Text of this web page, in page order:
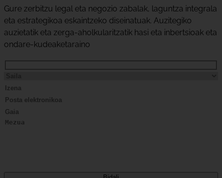
Gure zerbitzu legal eta negozio zabalak, laguntza integrala
eta estrategikoa eskaintzeko diseinatuak. Auzitegiko
auzietatik eta zerga-aholkularitzatik hasi eta inbertsioak eta
ondare-kudeaketaraino